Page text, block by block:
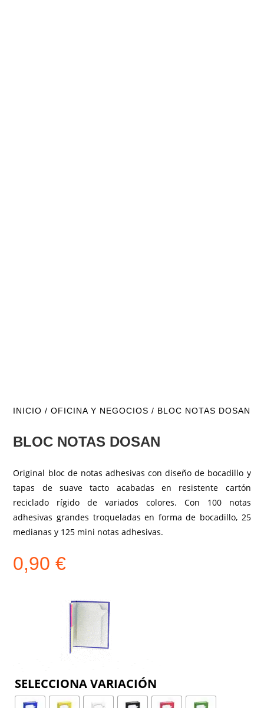
INICIO /OFICINA Y NEGOCIOS / BLOC NOTAS DOSAN
BLOC NOTAS DOSAN
Original bloc de notas adhesivas con diseño de bocadillo y
tapas de suave tacto acabadas en resistente cartón
reciclado rígido de variados colores. Con 100 notas
adhesivas grandes troqueladas en forma de bocadillo, 25
medianas y 125 mini notas adhesivas.
0,90€